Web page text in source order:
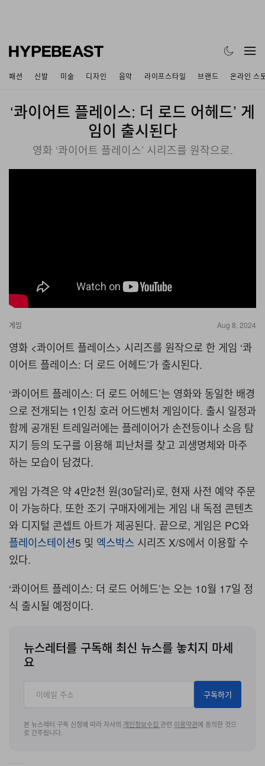
패션 신발 미술 디자인 음악 라이프스타일 브랜드 온라인 스
‘콰이어트 플레이스: 더 로드 어헤드’ 게
임이 출시된다
영화 ‘콰이어트 플레이스’ 시리즈를 원작으로.
게임 Aug 8, 2024
영화 <콰이어트 플레이스> 시리즈를 원작으로 한 게임 ‘콰
이어트 플레이스: 더 로드 어헤드’가 출시된다.
‘콰이어트 플레이스: 더 로드 어헤드’는 영화와 동일한 배경
으로 전개되는 1인칭 호러 어드벤처 게임이다. 출시 일정과
함께 공개된 트레일러에는 플레이어가 손전등이나 소음 탐
지기 등의 도구를 이용해 피난처를 찾고 괴생명체와 마주
하는 모습이 담겼다.
게임 가격은 약 4만2천 원(30달러)로, 현재 사전 예약 주문
이 가능하다. 또한 조기 구매자에게는 게임 내 독점 콘텐츠
와 디지털 콘셉트 아트가 제공된다. 끝으로, 게임은 PC와
플레이스테이션5 및 엑스박스 시리즈 X/S에서 이용할 수
있다.
‘콰이어트 플레이스: 더 로드 어헤드’는 오는 10월 17일 정
식 출시될 예정이다.
뉴스레터를 구독해 최신 뉴스를 놓치지 마세
요
구독하기
본 뉴스레터 구독 신청에 따라 자사의 개인정보수집 관련 이용약관에 동의한 것으
로 간주됩니다.